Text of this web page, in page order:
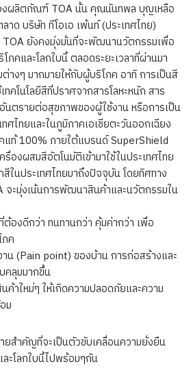
งผลิตภัณฑ์ TOA นั้น คุณนันทพล บุญเหลือ
ด บริษัท ทีโอเอ เพ้นท์ (ประเทศไทย)
TOA ยังคงมุ่งมั่นที่จะพัฒนานวัตกรรมเพื่อ
คและโลกใบนี้ ตลอดระยะเวลาที่ผ่านมา
างๆ มากมายให้กับผู้บริโภค อาทิ การเป็นสี
ทคโนโลยีสีที่ปราศจากสารโลหะหนัก สาร
นตรายต่อสุขภาพของผู้ใช้งาน หรือการเป็น
ศไทยและในภูมิภาคเอเชียตะวันออกเฉียง
คแท้ 100% ภายใต้แบรนด์ SuperShield
รื่องผสมสีอัตโนมัติเข้ามาใช้ในประเทศไทย
ในประเทศไทยมาถึงปัจจุบัน โดยทิศทาง
ะมุ่งเน้นการพัฒนาสินค้าและนวัตกรรมใน
องดีกว่า ทนทานกว่า คุ้มค่ากว่า เพื่อ
ค
น (Pain point) ของบ้าน การก่อสร้างและ
คลุมมากขึ้น
าใหม่ๆ ให้เกิดความปลอดภัยและความ
ม
ยสำคัญที่จะเป็นตัวขับเคลื่อนความยั่งยืน
ะโลกใบนี้ไปพร้อมๆกัน